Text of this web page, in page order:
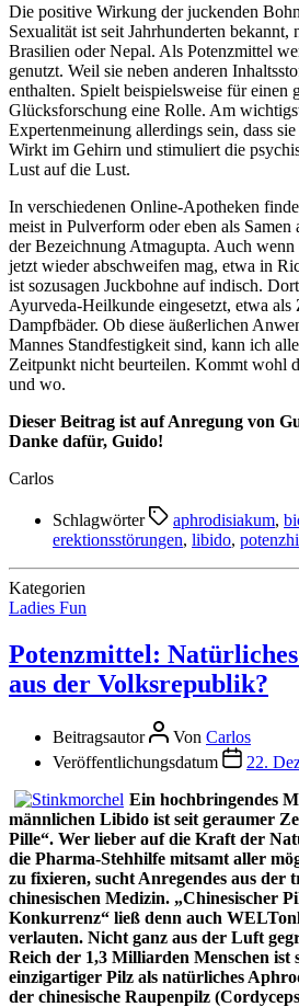
Die positive Wirkung der juckenden
Sexualität ist seit Jahrhunderten
Brasilien oder Nepal. Als Potenzmittel
genutzt. Weil sie neben anderen
enthalten. Spielt beispielsweise für einen
Glücksforschung eine Rolle. Am
Expertenmeinung allerdings sein, dass
Wirkt im Gehirn und stimuliert die
Lust auf die Lust.
In verschiedenen Online-Apotheken
meist in Pulverform oder eben als
der Bezeichnung Atmagupta. Auch wenn
jetzt wieder abschweifen mag, etwa in
ist sozusagen Juckbohne auf indisch.
Ayurveda-Heilkunde eingesetzt, etwa als
Dampfbäder. Ob diese äußerlichen
Mannes Standfestigkeit sind, kann ich
Zeitpunkt nicht beurteilen. Kommt wohl
und wo.
Dieser Beitrag ist auf Anregung von
Danke dafür, Guido!
Carlos
Schlagwörter aphrodisiakum,
erektionsstörungen, libido,
Kategorien
Ladies Fun
Potenzmittel:
aus der Volksrepublik?
Beitragsautor Von Carlos
Veröffentlichungsdatum
22.
Ein hochbringendes
männlichen Libido ist seit geraumer
Pille“. Wer lieber auf die Kraft der
die Pharma-Stehhilfe mitsamt aller
zu fixieren, sucht Anregendes aus der
chinesischen Medizin. „Chinesischer
Konkurrenz“ ließ denn auch
verlauten. Nicht ganz aus der Luft
Reich der 1,3 Milliarden Menschen ist
einzigartiger Pilz als natürliches
der chinesische Raupenpilz